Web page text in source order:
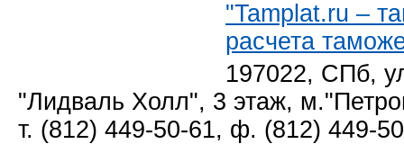
"Tamplat.ru –
расчета
197022, СПб,
"Лидваль Холл", 3 этаж,
т. (812) 449-50-61, ф. (812) 449-